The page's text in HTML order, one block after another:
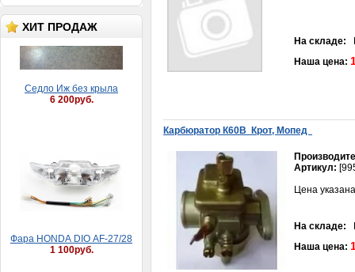
ХИТ ПРОДАЖ
Седло Иж без крыла
6 200руб.
1 100руб.
На складе:
Наша цена:
Карбюратор К60В Крот, Мопед
Артикул:
Цена
На складе:
Наша цена: